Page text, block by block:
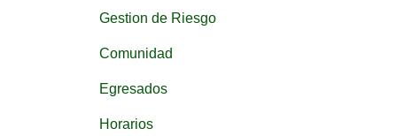
Gestion de Riesgo
Comunidad
Egresados
Horarios